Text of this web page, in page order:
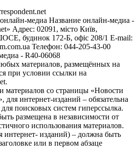
медиа Название онлайн-медиа -
Адрес: 02091, місто Київ,
будинок 172-Б, офіс 208/1 E-mail:
Телефон: 044-205-43-00
- R40-06068
материалов, размещённых на
при условии ссылки на
материалов со страницы «Новости
интернет-изданий – обязательна
поисковых систем гиперссылка.
размещена в независимости от
использования материалов.
интернет- изданий) – должна быть
или в первом абзаце